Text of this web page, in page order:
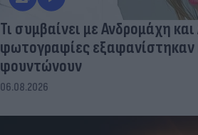
Τι συμβαίνει με Ανδρομάχη
φωτογραφίες εξαφανίστηκαν
φουντώνουν
06.08.2026